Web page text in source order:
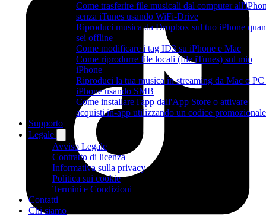
Come trasferire file musicali dal computer
senza iTunes usando WiFi-Drive
Riproduci musica da Dropbox sul tuo iPhone
sei offline
Come modificare i tag ID3 su iPhone e Mac
Come riprodurre file locali (file iTunes) sul mio
iPhone
Riproduci la tua musica in streaming da Mac o PC
iPhone usando SMB
Come installare l'app dall'App Store o attivare
acquisti in-app utilizzando un codice promozionale
Supporto
Legale
Avviso Legale
Contratto di licenza
Informativa sulla privacy
Politica sui cookie
Termini e Condizioni
Contatti
Chi siamo